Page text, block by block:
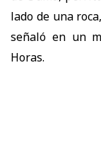
lado de una
señaló en un
Horas.